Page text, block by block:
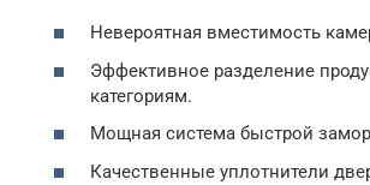
Невероятная вместимость
Эффективное разделение
категориям.
Мощная система быстрой
Качественные уплотнители